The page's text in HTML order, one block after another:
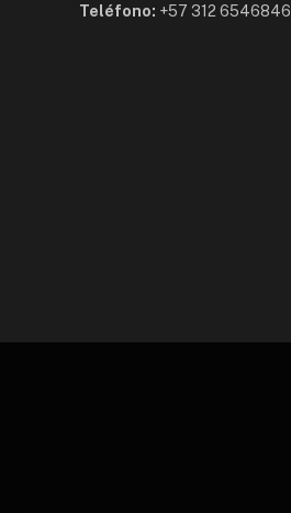
Teléfono: +57 312 6546846